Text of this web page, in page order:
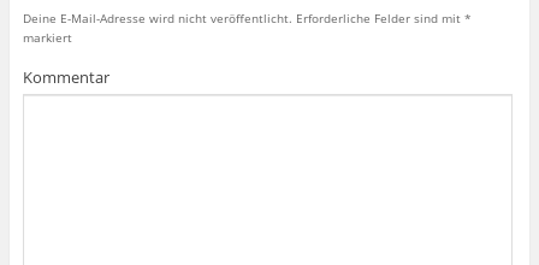
Deine E-Mail-Adresse wird nicht veröffentlicht. Erforderliche Felder sind mit *
markiert
Kommentar